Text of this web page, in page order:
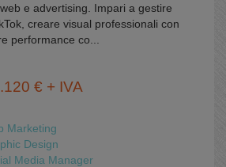
e advertising. Impari a gestire
creare visual professionali con
performance co...
€ + IVA
Marketing
Design
Media Manager